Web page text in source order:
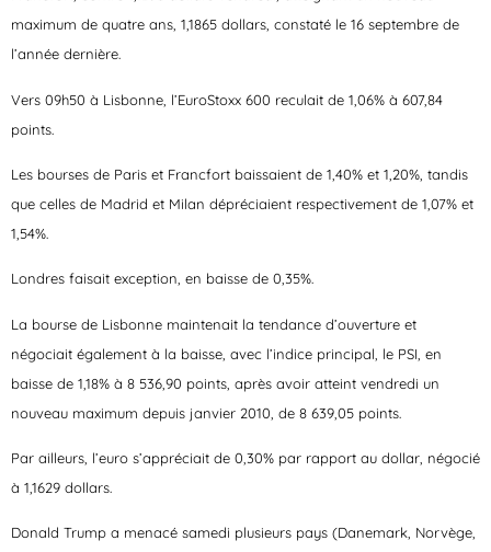
maximum de quatre ans, 1,1865 dollars, constaté le 16 septembre de
l’année dernière.
Vers 09h50 à Lisbonne, l’EuroStoxx 600 reculait de 1,06% à 607,84
points.
Les bourses de Paris et Francfort baissaient de 1,40% et 1,20%, tandis
que celles de Madrid et Milan dépréciaient respectivement de 1,07% et
1,54%.
Londres faisait exception, en baisse de 0,35%.
La bourse de Lisbonne maintenait la tendance d’ouverture et
négociait également à la baisse, avec l’indice principal, le PSI, en
baisse de 1,18% à 8 536,90 points, après avoir atteint vendredi un
nouveau maximum depuis janvier 2010, de 8 639,05 points.
Par ailleurs, l’euro s’appréciait de 0,30% par rapport au dollar, négocié
à 1,1629 dollars.
Donald Trump a menacé samedi plusieurs pays (Danemark, Norvège,